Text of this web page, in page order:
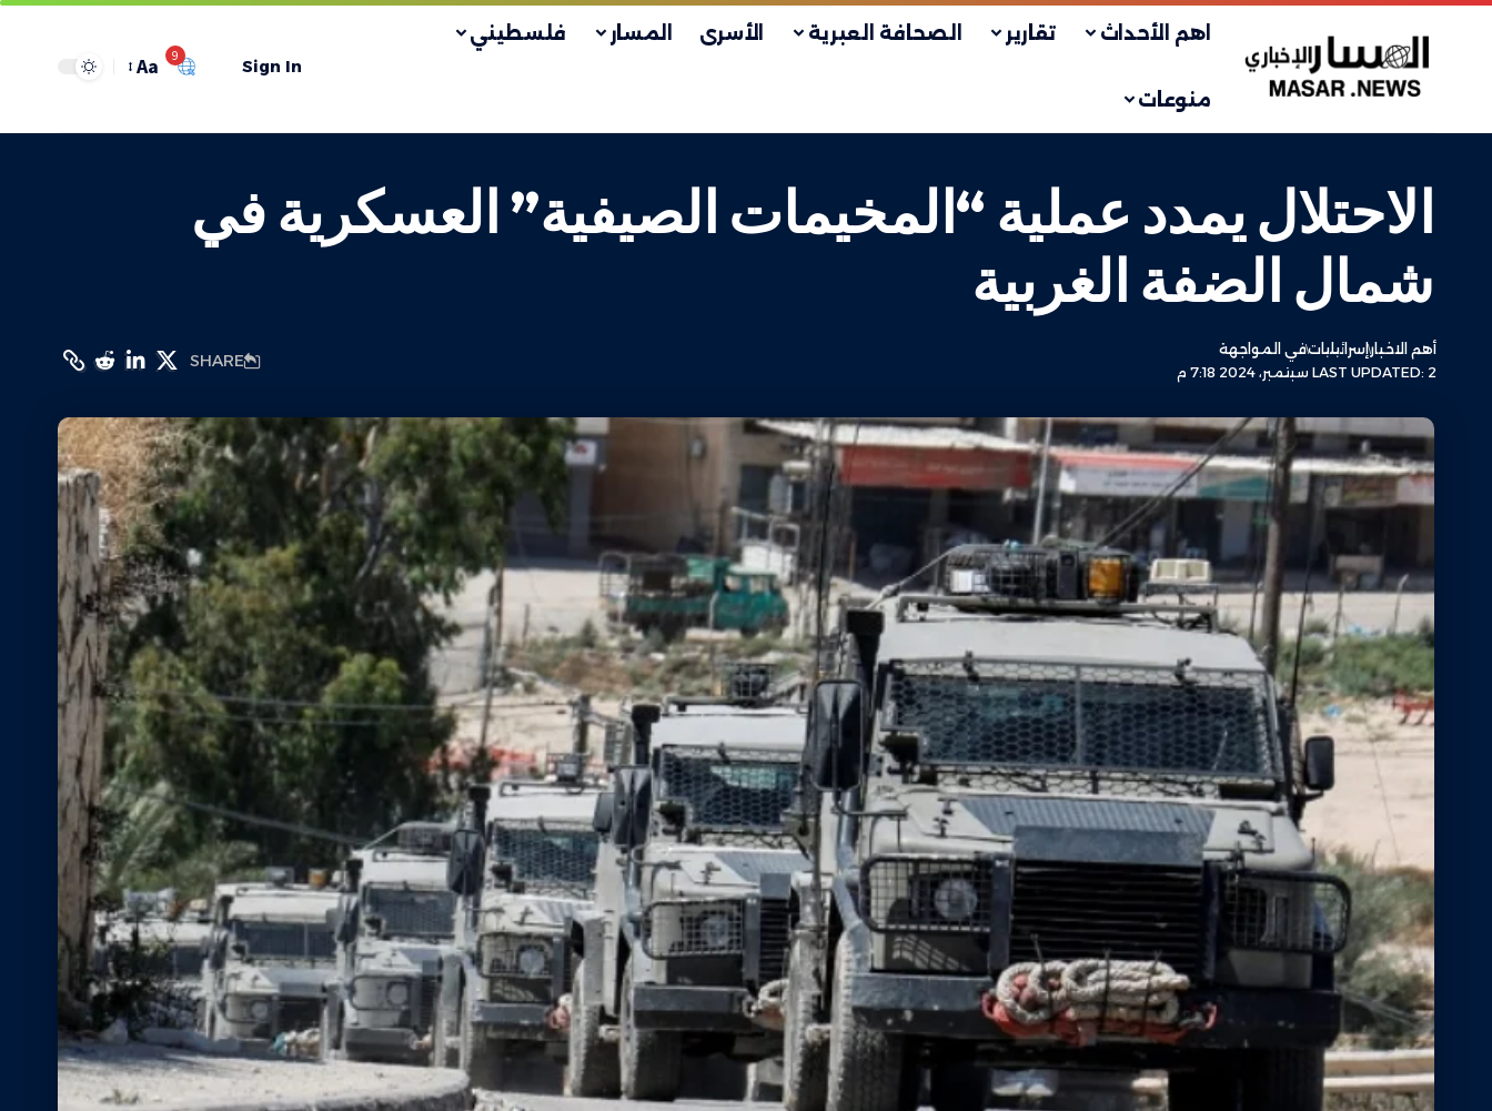
اهم الأحداث تقارير الصحافة العبرية الأسرى المسار فلسطيني
منوعات
Sign In
9
Aa
الاحتلال يمدد عملية “المخيمات الصيفية” العسكرية في
شمال الضفة الغربية
LAST UPDATED: 2 سبتمبر، 2024 7:18 م
أهم الاخبارإسرائيلياتفي المواجهة
SHARE